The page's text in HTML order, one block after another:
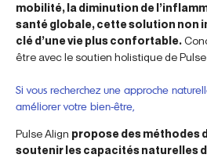
mobilité, la diminution de
santé globale, cette solution non
clé d’une vie plus confortable.
être avec le soutien holistique de
Si vous recherchez une approche
améliorer votre bien-être,
Pulse Align propose des méthodes
soutenir les capacités naturelles